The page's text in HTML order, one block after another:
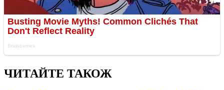
ЧИТАЙТЕ ТАКОЖ